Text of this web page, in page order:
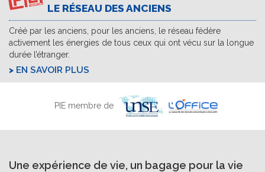
LE RÉSEAU DES ANCIENS
Créé par les anciens, pour les anciens, le réseau fédère
activement les énergies de tous ceux qui ont vécu sur la longue
durée l’étranger.
EN SAVOIR PLUS
PIE membre de
Une expérience de vie, un bagage pour la vie